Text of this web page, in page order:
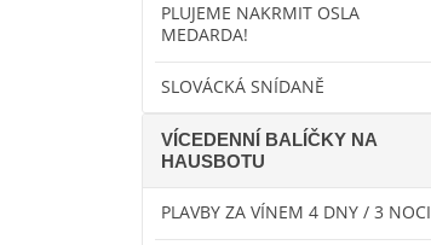
PLUJEME NAKRMIT OSLA
MEDARDA!
SLOVÁCKÁ SNÍDANĚ
VÍCEDENNÍ BALÍČKY NA
HAUSBOTU
PLAVBY ZA VÍNEM 4 DNY / 3 NOCI